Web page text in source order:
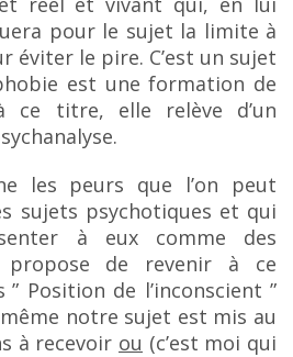
pour le sujet la limite à
éviter le pire. C’est un sujet
est une formation de
ce titre, elle relève d’un
les peurs que l’on peut
sujets psychotiques et qui
à eux comme des
propose de revenir à ce
” Position de l’inconscient ”
même notre sujet est mis au
à recevoir ou (c’est moi qui